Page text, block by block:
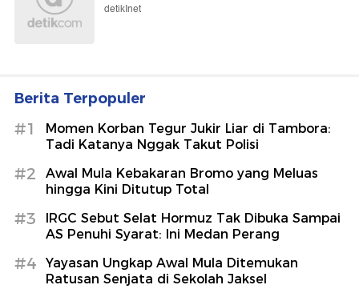
detikInet
Berita Terpopuler
#1
Momen Korban Tegur Jukir Liar di Tambora:
Tadi Katanya Nggak Takut Polisi
#2
Awal Mula Kebakaran Bromo yang Meluas
hingga Kini Ditutup Total
#3
IRGC Sebut Selat Hormuz Tak Dibuka Sampai
AS Penuhi Syarat: Ini Medan Perang
#4
Yayasan Ungkap Awal Mula Ditemukan
Ratusan Senjata di Sekolah Jaksel